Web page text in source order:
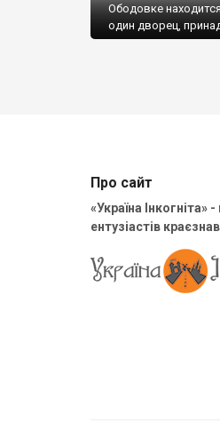
Ободовке
один дворец,
сохранился он
Про сайт
«Україна Інкогніта»
ентузіастів